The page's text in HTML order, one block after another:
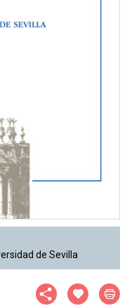
de Sevilla